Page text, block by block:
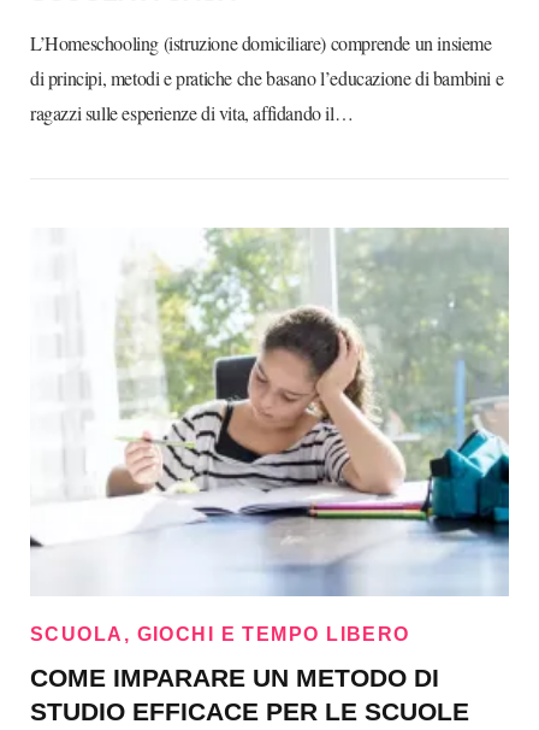
L’Homeschooling (istruzione domiciliare) comprende un insieme
di principi, metodi e pratiche che basano l’educazione di bambini e
ragazzi sulle esperienze di vita, affidando il…
SCUOLA, GIOCHI E TEMPO LIBERO
COME IMPARARE UN METODO DI
STUDIO EFFICACE PER LE SCUOLE